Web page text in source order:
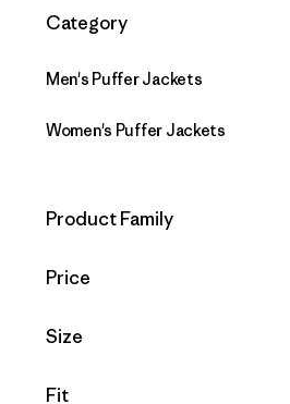
Filtrar por
Category
Men's Puffer Jackets
Women's Puffer Jackets
Filtrar por
Product Family
Filtrar por
Price
Filtrar por
Size
Filtrar por
Fit